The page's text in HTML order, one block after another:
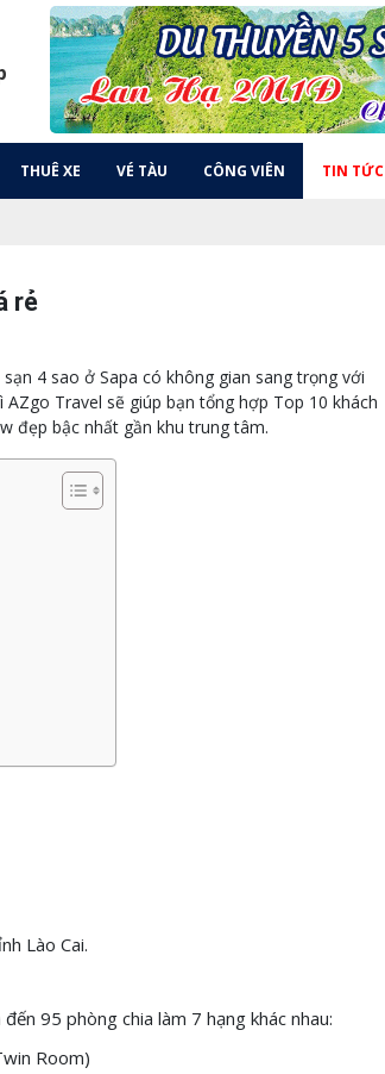
THUÊ XE VÉ TÀU CÔNG VIÊN TIN TỨC
rẻ
4 sao ở Sapa có không gian sang trọng với
Travel sẽ giúp bạn tổng hợp Top 10 khách
đẹp bậc nhất gần khu trung tâm.
Lào Cai.
95 phòng chia làm 7 hạng khác nhau:
Room)